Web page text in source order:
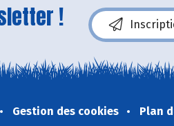
!
Gestion des cookies Plan